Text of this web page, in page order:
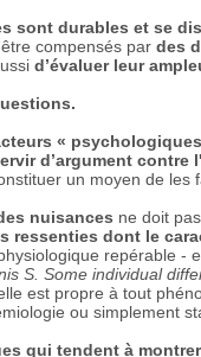
sont durables et se
compensés par des
d’évaluer leur
«
d’argument
un moyen de les
nuisances ne doit
ressenties dont le
repérable -
S. Some individual
est propre à tout
ou simplement
qui tendent à